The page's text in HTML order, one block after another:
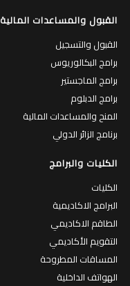
القبول والمساعدات المالية
القبول والتسجيل
برامج البكالوريوس
برامج الماجستير
برامج الدبلوم
المنح والمساعدات المالية
برنامج الزائر الدولي
الكليات والبرامج
الكليات
البرامج الاكاديمية
الطاقم الاكاديمي
التقويم الأكاديمي
المساقات المطروحة
الهواتف الداخلية